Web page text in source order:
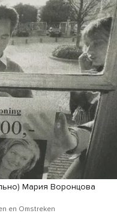
Мария Воронцова
en Omstreken